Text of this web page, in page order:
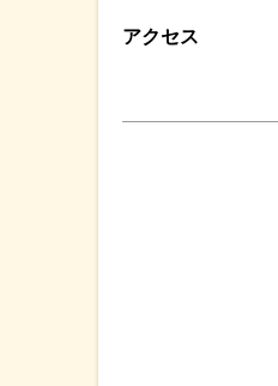
アクセス